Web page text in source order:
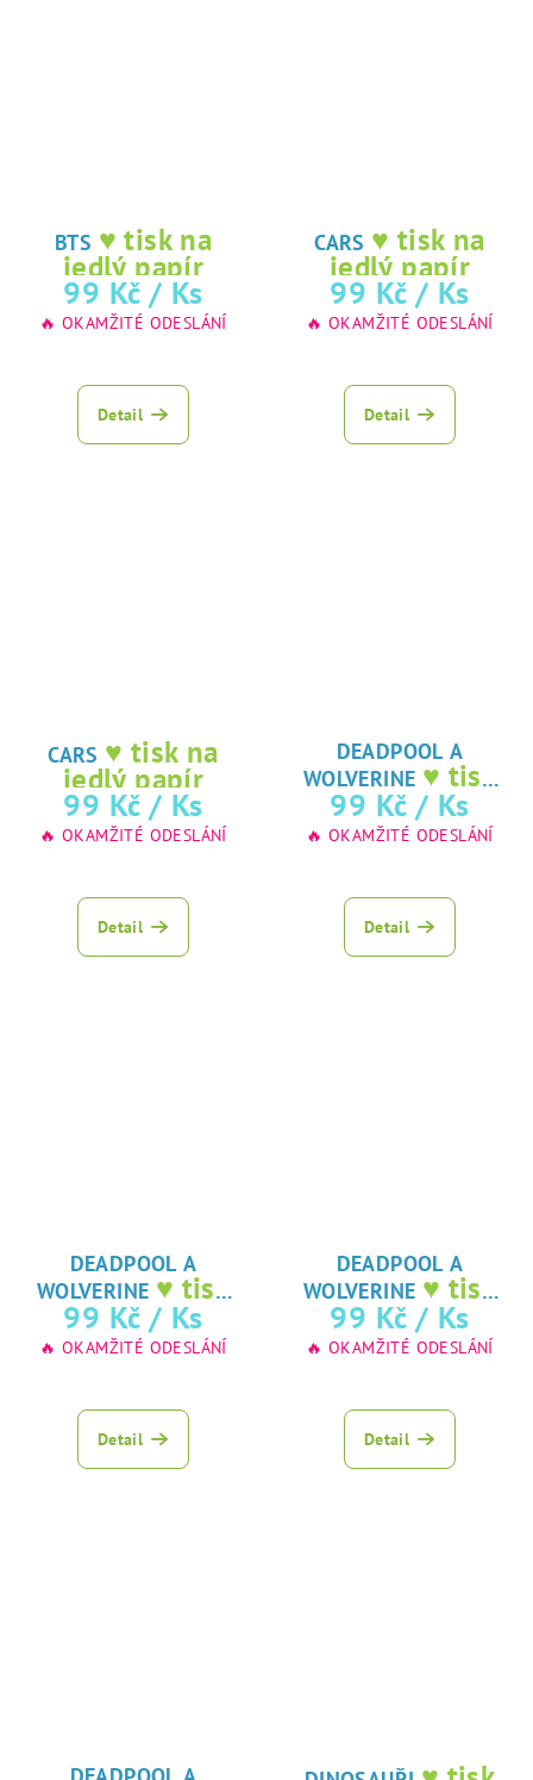
BTS ♥ tisk na
jedlý papír
99 Kč / Ks
🔥 OKAMŽITÉ ODESLÁNÍ
Detail
CARS ♥ tisk na
jedlý papír
99 Kč / Ks
🔥 OKAMŽITÉ ODESLÁNÍ
Detail
CARS ♥ tisk na
jedlý papír
99 Kč / Ks
🔥 OKAMŽITÉ ODESLÁNÍ
Detail
DEADPOOL A
WOLVERINE ♥ tisk
na jedlý papír
99 Kč / Ks
🔥 OKAMŽITÉ ODESLÁNÍ
Detail
DEADPOOL A
WOLVERINE ♥ tisk
na jedlý papír
99 Kč / Ks
🔥 OKAMŽITÉ ODESLÁNÍ
Detail
DEADPOOL A
WOLVERINE ♥ tisk
na jedlý papír
99 Kč / Ks
🔥 OKAMŽITÉ ODESLÁNÍ
Detail